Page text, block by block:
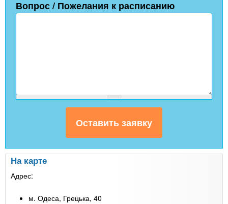
Вопрос / Пожелания к расписанию
На карте
Адрес:
м. Одеса, Грецька, 40